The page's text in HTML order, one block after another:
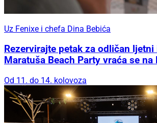
Uz Fenixe i chefa Dina Bebića
Rezervirajte petak za odličan ljetni
Maratuša Beach Party vraća se na
Od 11. do 14. kolovoza